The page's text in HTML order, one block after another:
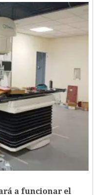
a funcionar el